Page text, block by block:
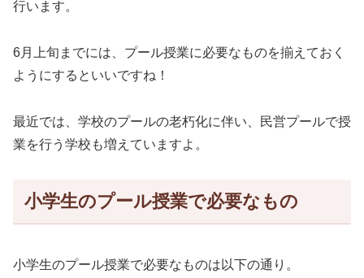
行います。
6月上旬までには、プール授業に必要なものを揃えておく
ようにするといいですね！
最近では、学校のプールの老朽化に伴い、民営プールで授
業を行う学校も増えていますよ。
小学生のプール授業で必要なもの
小学生のプール授業で必要なものは以下の通り。